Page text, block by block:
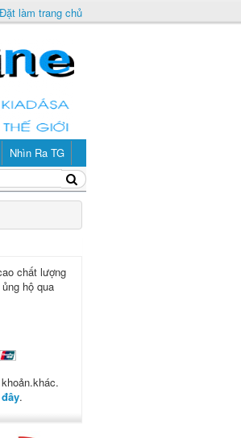
Đặt làm trang chủ
Nhìn Ra TG
chất lượng
hộ qua
.